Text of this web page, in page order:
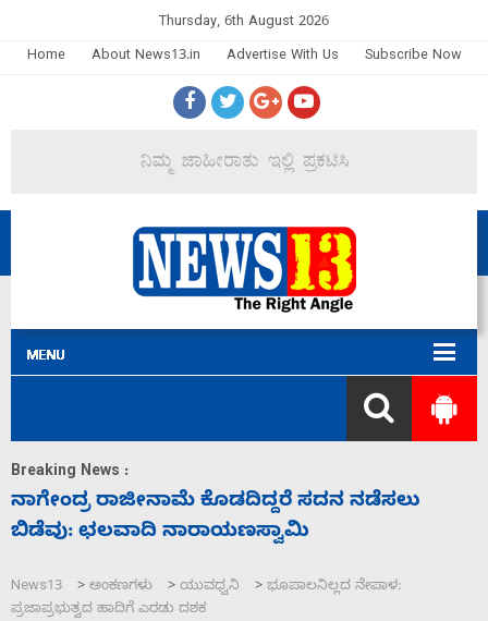
Thursday, 6th August 2026
Home
About News13.in Advertise With Us Subscribe Now
Breaking News :
ಸಚಿವ ಸಂಪುಟ ವಿಸ್ತರಣೆ ಮಾಡಿದ್ದು ಹಣಬಲ ಮತ್ತು
ಹೈಕಮಾಂಡ್ ರಾಜಕಾರಣಕ್ಕೆ: ವಿಜಯೇಂದ್ರ
News13 > ಅಂಕಣಗಳು > ಯುವಧ್ವನಿ > ಭೂಪಾಲನಿಲ್ಲದ ನೇಪಾಳ:
ಪ್ರಜಾಪ್ರಭುತ್ವದ ಹಾದಿಗೆ ಎರಡು ದಶಕ